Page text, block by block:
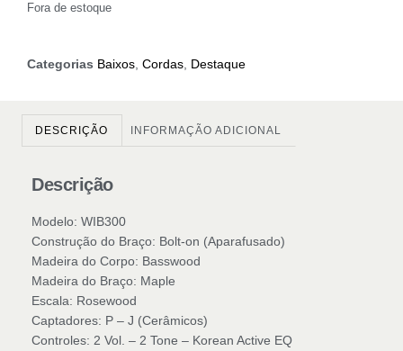
Fora de estoque
Categorias Baixos, Cordas, Destaque
DESCRIÇÃO INFORMAÇÃO ADICIONAL
Descrição
Modelo: WIB300
Construção do Braço: Bolt-on (Aparafusado)
Madeira do Corpo: Basswood
Madeira do Braço: Maple
Escala: Rosewood
Captadores: P – J (Cerâmicos)
Controles: 2 Vol. – 2 Tone – Korean Active EQ